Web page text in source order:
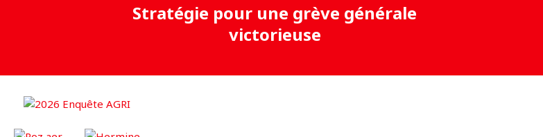
Stratégie pour une grève générale
victorieuse